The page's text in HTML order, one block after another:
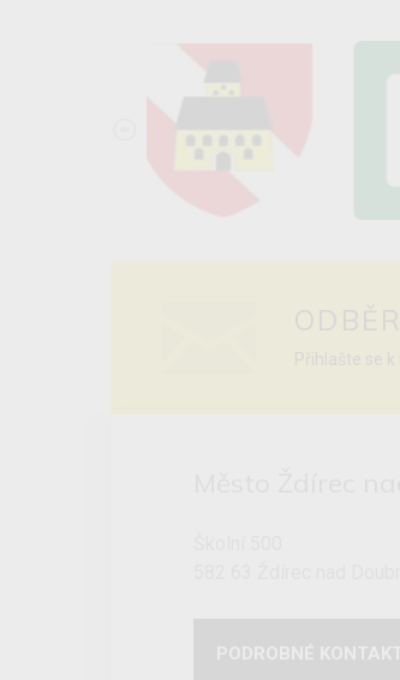
Přihlašte se
Město Ždírec
582 63 Ždírec nad